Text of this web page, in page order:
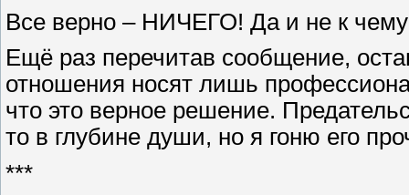
Все верно – НИЧЕГО! Да и не к чему
Ещё раз перечитав сообщение,
отношения носят лишь
что это верное решение.
то в глубине души, но я гоню его
***